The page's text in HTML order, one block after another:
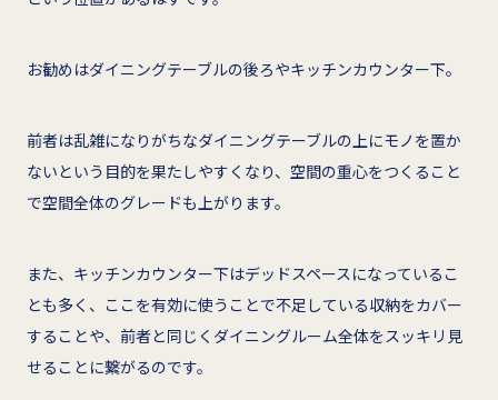
お勧めはダイニングテーブルの後ろやキッチンカウンター下。
前者は乱雑になりがちなダイニングテーブルの上にモノを置か
ないという目的を果たしやすくなり、空間の重心をつくること
で空間全体のグレードも上がります。
また、キッチンカウンター下はデッドスペースになっているこ
とも多く、ここを有効に使うことで不足している収納をカバー
することや、前者と同じくダイニングルーム全体をスッキリ見
せることに繋がるのです。